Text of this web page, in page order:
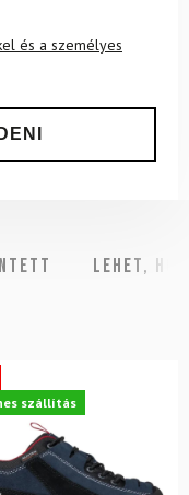
és a személyes
Lehet,
szállítás